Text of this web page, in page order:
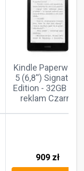
Kindle Paperwhite
5 (6,8'') Signature
Edition - 32GB bez
reklam Czarny
909 zł